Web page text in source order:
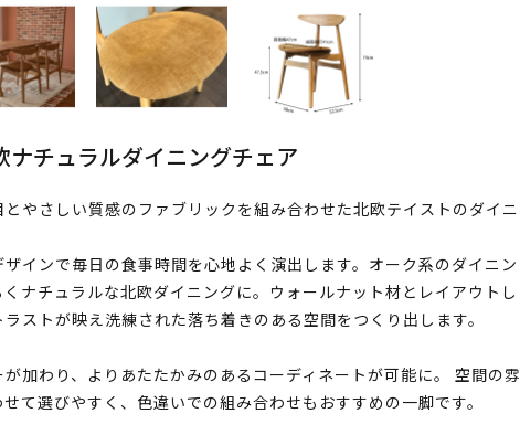
ナチュラルダイニングチェア
やさしい質感のファブリックを組み合わせた北欧テイストのダイニ
インで毎日の食事時間を心地よく演出します。オーク系のダイニン
ナチュラルな北欧ダイニングに。ウォールナット材とレイアウトし
ストが映え洗練された落ち着きのある空間をつくり出します。
加わり、よりあたたかみのあるコーディネートが可能に。 空間の雰
て選びやすく、色違いでの組み合わせもおすすめの一脚です。